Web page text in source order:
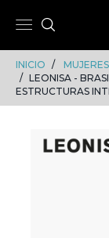
INICIO MUJERES
LEONISA -
ESTRUCTURAS